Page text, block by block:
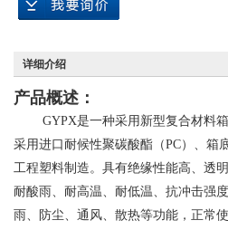
详细介绍
产品概述：
​GYPX是一种采用新型复合材料箱
采用进口耐候性聚碳酸酯（PC）、箱
工程塑料制造。具有绝缘性能高、透
耐酸雨、耐高温、耐低温、抗冲击强
雨、防尘、通风、散热等功能，正常